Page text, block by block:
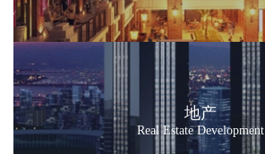
地产
Real Estate Development